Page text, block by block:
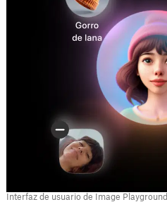
Interfaz de usuario de Image Playground